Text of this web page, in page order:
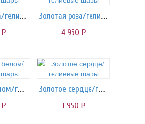
Звезды неба/гелиевые шары
руб.
Золотая роза/гелиевые шары
4 960 руб.
Золото в белом/гелиевые шары
руб.
Золотое сердце/гелиевые шары
1 950 руб.